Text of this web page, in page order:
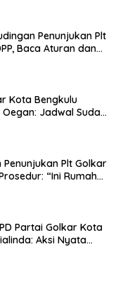
Penunjukan Plt
Baca Aturan dan
Kota Bengkulu
Jadwal Sudah
Plt Golkar
“Ini Rumah
Partai Golkar Kota
Aksi Nyata